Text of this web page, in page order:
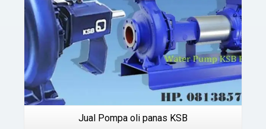
Jual Pompa oli panas KSB